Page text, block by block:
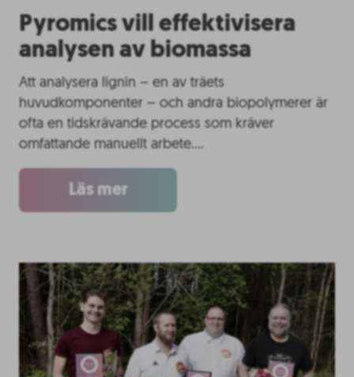
Pyromics vill effektivisera
analysen av biomassa
Att analysera lignin – en av träets
huvudkomponenter – och andra biopolymerer är
ofta en tidskrävande process som kräver
omfattande manuellt arbete….
Läs mer